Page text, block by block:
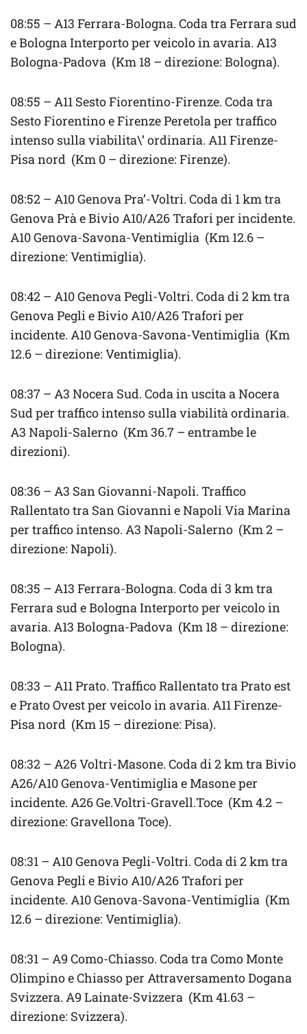
08:55 – A13 Ferrara-Bologna. Coda tra Ferrara sud
e Bologna Interporto per veicolo in avaria. A13
Bologna-Padova (Km 18 – direzione: Bologna).
08:55 – A11 Sesto Fiorentino-Firenze. Coda tra
Sesto Fiorentino e Firenze Peretola per traffico
intenso sulla viabilita\’ ordinaria. A11 Firenze-
Pisa nord (Km 0 – direzione: Firenze).
08:52 – A10 Genova Pra’-Voltri. Coda di 1 km tra
Genova Prà e Bivio A10/A26 Trafori per incidente.
A10 Genova-Savona-Ventimiglia (Km 12.6 –
direzione: Ventimiglia).
08:42 – A10 Genova Pegli-Voltri. Coda di 2 km tra
Genova Pegli e Bivio A10/A26 Trafori per
incidente. A10 Genova-Savona-Ventimiglia (Km
12.6 – direzione: Ventimiglia).
08:37 – A3 Nocera Sud. Coda in uscita a Nocera
Sud per traffico intenso sulla viabilità ordinaria.
A3 Napoli-Salerno (Km 36.7 – entrambe le
direzioni).
08:36 – A3 San Giovanni-Napoli. Traffico
Rallentato tra San Giovanni e Napoli Via Marina
per traffico intenso. A3 Napoli-Salerno (Km 2 –
direzione: Napoli).
08:35 – A13 Ferrara-Bologna. Coda di 3 km tra
Ferrara sud e Bologna Interporto per veicolo in
avaria. A13 Bologna-Padova (Km 18 – direzione:
Bologna).
08:33 – A11 Prato. Traffico Rallentato tra Prato est
e Prato Ovest per veicolo in avaria. A11 Firenze-
Pisa nord (Km 15 – direzione: Pisa).
08:32 – A26 Voltri-Masone. Coda di 2 km tra Bivio
A26/A10 Genova-Ventimiglia e Masone per
incidente. A26 Ge.Voltri-Gravell.Toce (Km 4.2 –
direzione: Gravellona Toce).
08:31 – A10 Genova Pegli-Voltri. Coda di 2 km tra
Genova Pegli e Bivio A10/A26 Trafori per
incidente. A10 Genova-Savona-Ventimiglia (Km
12.6 – direzione: Ventimiglia).
08:31 – A9 Como-Chiasso. Coda tra Como Monte
Olimpino e Chiasso per Attraversamento Dogana
Svizzera. A9 Lainate-Svizzera (Km 41.63 –
direzione: Svizzera).